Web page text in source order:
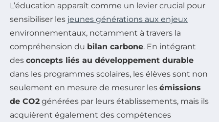
L’éducation apparaît comme un levier crucial pour
sensibiliser les jeunes générations aux enjeux
environnementaux, notamment à travers la
compréhension du bilan carbone. En intégrant
des concepts liés au développement durable
dans les programmes scolaires, les élèves sont non
seulement en mesure de mesurer les émissions
de CO2 générées par leurs établissements, mais ils
acquièrent également des compétences